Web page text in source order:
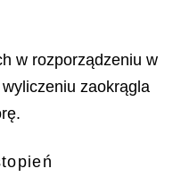
w rozporządzeniu w
zaokrągla